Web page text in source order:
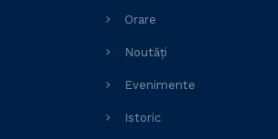
Orare
Noutăți
Evenimente
Istoric